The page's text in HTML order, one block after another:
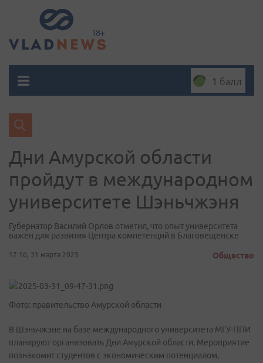
1 балл
Дни Амурской области
пройдут в международном
университете Шэньчжэня
Губернатор Василий Орлов отметил, что опыт университета
важен для развития Центра компетенций в Благовещенске
17:16, 31 марта 2025 Общество
Фото: правительство Амурской области
В Шэньчжэне на базе международного университета МГУ-ППИ
планируют организовать Дни Амурской области. Мероприятие
познакомит студентов с экономическим потенциалом,